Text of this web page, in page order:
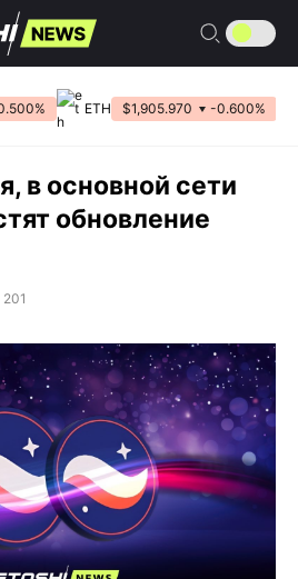
ETH $1,905.970 -0.600%
в основной сети
обновление
201